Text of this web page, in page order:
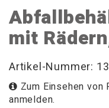
mit
Artikel-Nummer:
Zum Einsehen
anmelden.